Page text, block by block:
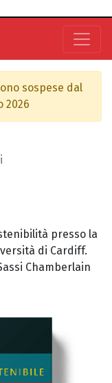
sospese dal
2026
presso la
di Cardiff.
Chamberlain